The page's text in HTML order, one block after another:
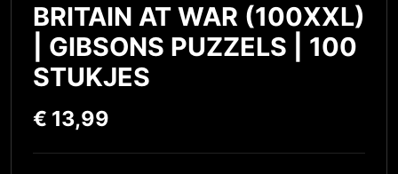
BRITAIN AT WAR (100XXL)
| GIBSONS PUZZELS | 100
STUKJES
€ 13,99